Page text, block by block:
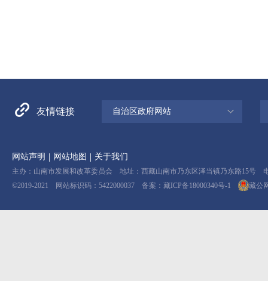
友情链接 自治区政府网站
网站声明 | 网站地图 | 关于我们
主办：山南市发展和改革委员会 地址：西藏山南市乃东区泽当镇乃东路15号 电
©2019-2021 网站标识码：5422000037 备案： 藏ICP备18000340号-1 藏公